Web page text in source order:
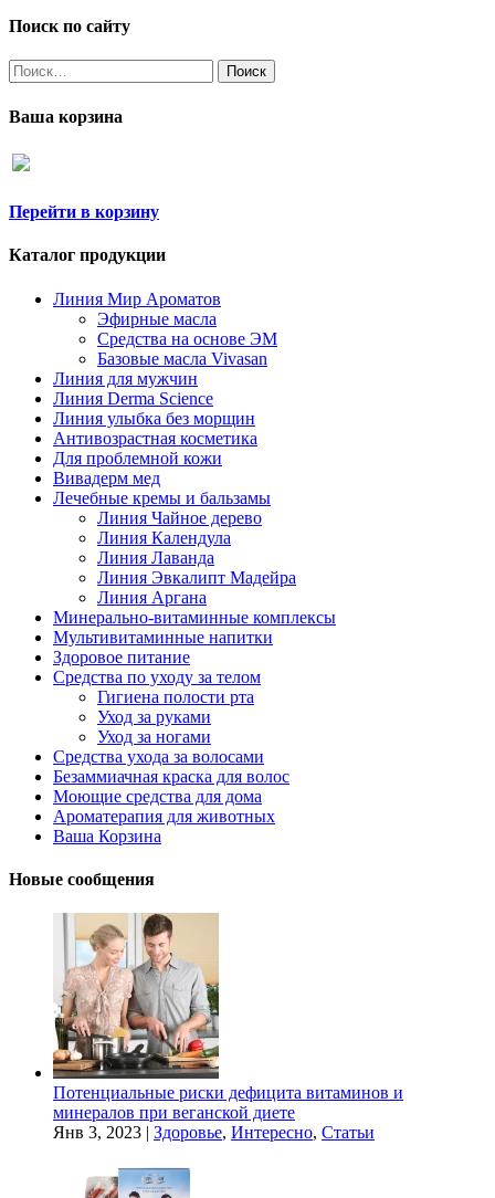
Поиск по сайту
Найти:
Ваша корзина
Перейти в корзину
Каталог продукции
Линия Мир Ароматов
Эфирные масла
Средства на основе ЭМ
Базовые масла Vivasan
Линия для мужчин
Линия Derma Science
Линия улыбка без морщин
Антивозрастная косметика
Для проблемной кожи
Вивадерм мед
Лечебные кремы и бальзамы
Линия Чайное дерево
Линия Календула
Линия Лаванда
Линия Эвкалипт Мадейра
Линия Аргана
Минерально-витаминные комплексы
Мультивитаминные напитки
Здоровое питание
Средства по уходу за телом
Гигиена полости рта
Уход за руками
Уход за ногами
Средства ухода за волосами
Безаммиачная краска для волос
Моющие средства для дома
Ароматерапия для животных
Ваша Корзина
Новые сообщения
Потенциальные риски дефицита витаминов и
минералов при веганской диете
Янв 3, 2023 | Здоровье, Интересно, Статьи